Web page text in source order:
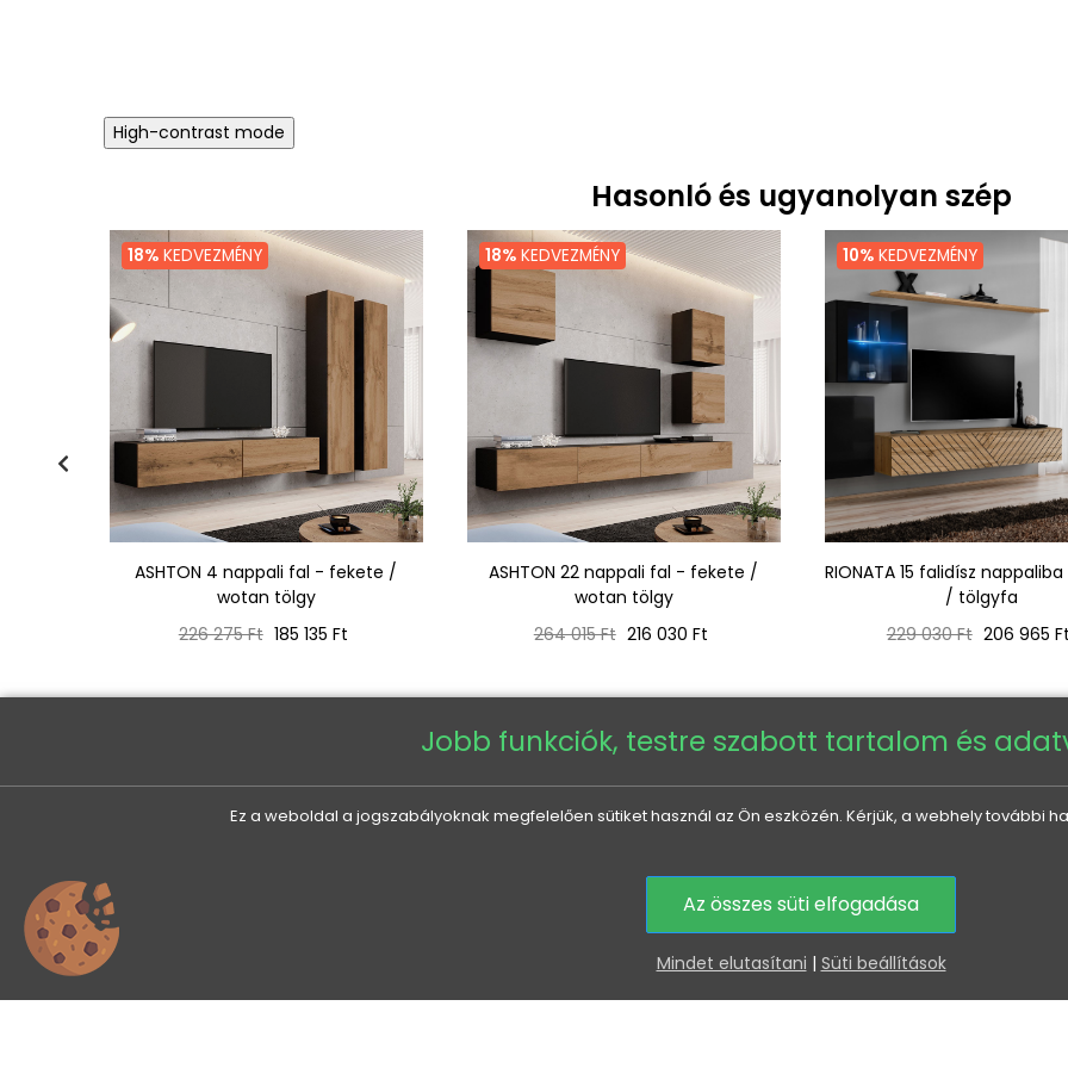
High-contrast mode
Hasonló és ugyanolyan szép
18% KEDVEZMÉNY
ASHTON 4 nappali fal - fekete /
wotan tölgy
Normál
226 275 Ft Ár
185 135 Ft
18% KEDVEZMÉNY
ASHTON 22 nappali fal - fekete /
wotan tölgy
Normál
264 015 Ft Ár
216 030 Ft
10% KEDVEZMÉNY
RIONATA 15 falidísz
/ tölgyfa
Normál
229 030 Ft Ár
206 965 Ft
VENETI
Rólunk
Személyes adatok
MINDEN A VÁSÁRLÁSRÓL
Kézbesítés és szállítás
HASZNOS INFORMÁCIÓK
Bútorösszeszerelés
0
Jobb funkciók, testre szabott tartalom és
Ez a weboldal a jogszabályoknak megfelelően sütiket használ az Ön eszközén. Kérjük, a webhely további
Az összes süti elfogadása
Mindet elutasítani | Süti beállítások